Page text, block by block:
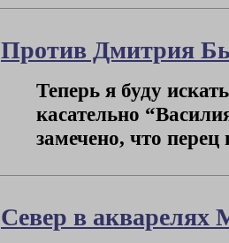
Против Дмитрия
Теперь я буду
касательно
замечено, что
Север в акварелях